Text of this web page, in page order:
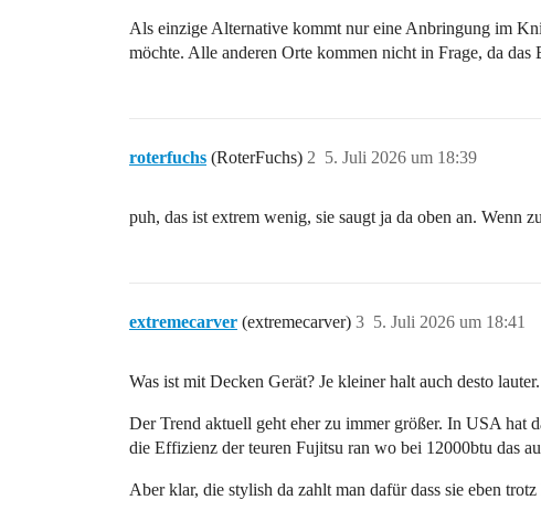
Als einzige Alternative kommt nur eine Anbringung im
möchte. Alle anderen Orte kommen nicht in Frage, da
roterfuchs (RoterFuchs) 5. Juli 2026 um 18:39
2
puh, das ist extrem wenig, sie saugt ja da oben an. Wenn
extremecarver (extremecarver) 5. Juli 2026 um 18:41
3
Was ist mit Decken Gerät? Je kleiner halt auch desto
Der Trend aktuell geht eher zu immer größer. In USA hat
die Effizienz der teuren Fujitsu ran wo bei 12000btu das
Aber klar, die stylish da zahlt man dafür dass sie eben